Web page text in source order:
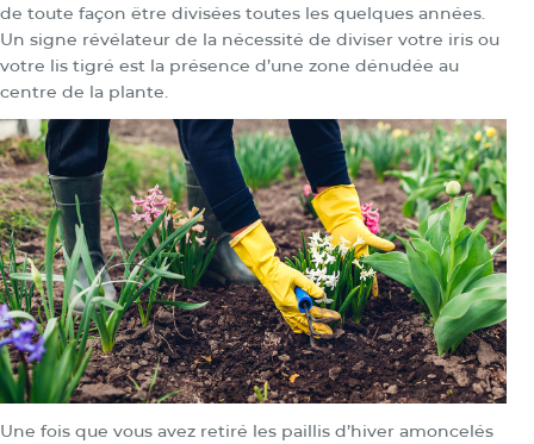
de toute façon être divisées toutes les quelques années.
Un signe révélateur de la nécessité de diviser votre iris ou
votre lis tigré est la présence d’une zone dénudée au
centre de la plante.
Une fois que vous avez retiré les paillis d’hiver amoncelés